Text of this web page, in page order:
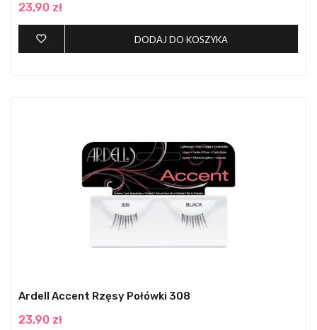
23,90 zł
DODAJ DO KOSZYKA
Ardell Accent Rzęsy Połówki 308
23,90 zł